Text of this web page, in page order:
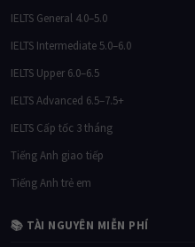
IELTS General 4.0–5.0
IELTS Intermediate 5.0–6.0
IELTS Upper 6.0–6.5
IELTS Advanced 6.5–7.5+
IELTS Cấp tốc 3 tháng
Tiếng Anh giao tiếp
Tiếng Anh trẻ em
📚 TÀI NGUYÊN MIỄN PHÍ